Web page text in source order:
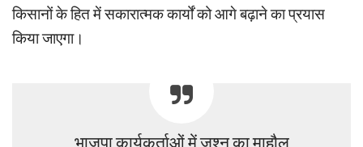
किसानों के हित में सकारात्मक कार्यों को आगे बढ़ाने का प्रयास
किया जाएगा।
भाजपा कार्यकर्ताओं में जश्न का माहौल